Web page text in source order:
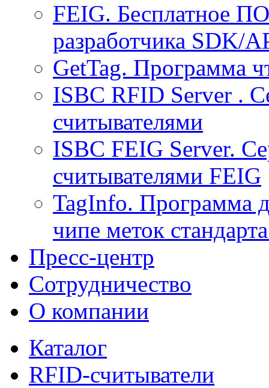
FEIG. Бесплатное
разработчика SDK/
GetTag. Программа
ISBC RFID Server .
считывателями
ISBC FEIG Server.
считывателями FEIG
TagInfo. Программа
чипе меток
Пресс-центр
Сотрудничество
О компании
Каталог
RFID-считыватели